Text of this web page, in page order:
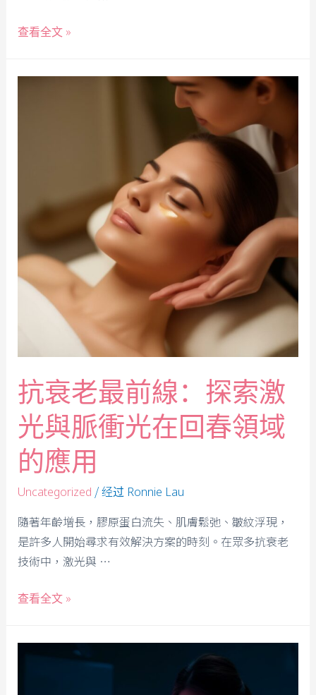
查看全文 »
抗衰老最前線：探索激
光與脈衝光在回春領域
的應用
Uncategorized / 经过 Ronnie Lau
隨著年齡增長，膠原蛋白流失、肌膚鬆弛、皺紋浮現，
是許多人開始尋求有效解決方案的時刻。在眾多抗衰老
技術中，激光與 …
查看全文 »